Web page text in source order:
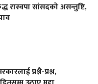
सांसदको असन्तुष्टि,
प्रश्नै-प्रश्न,